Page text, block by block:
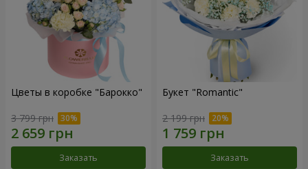
Цветы в коробке "Барокко"
3 799 грн
Заказать
Букет "Romantic"
2 199 грн
Заказать